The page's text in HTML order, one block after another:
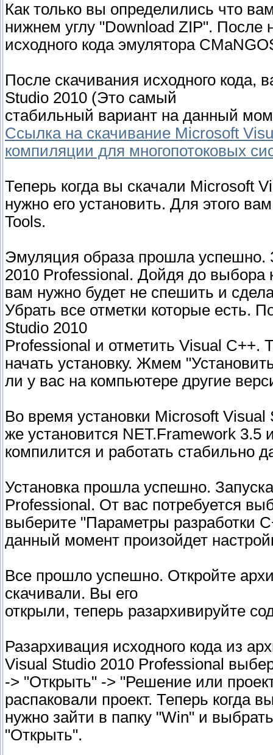
Как только вы определились что
нижнем углу "Download ZIP". После
исходного кода эмулятора
После скачивания исходного кода,
Studio 2010 (Это самый
стабильный вариант на данный
Ссылка на скачивание Microsoft
компиляции для многопотоковых
Теперь когда вы скачали Microsoft
нужно его установить. Для этого
Tools.
Эмуляция образа прошла успешно.
2010 Professional. Дойдя до выбора
вам нужно будет не спешить и
Убрать все отметки которые есть.
Studio 2010
Professional и отметить Visual C++.
начать установку. Жмем
ли у вас на компьютере другие
Во время установки Microsoft Visual
же установится NET.Framework 3.5
компилится и работать стабильно
Установка прошла успешно.
Professional. От вас потребуется
выберите "Параметры разработки
данный момент произойдет
Все прошло успешно. Откройте
скачивали. Вы его
открыли, теперь разархивируйте
Разархивация исходного кода из
Visual Studio 2010 Professional
-> "Открыть" -> "Решение или
распаковали проект. Теперь когда
нужно зайти в папку "Win" и
"Открыть".